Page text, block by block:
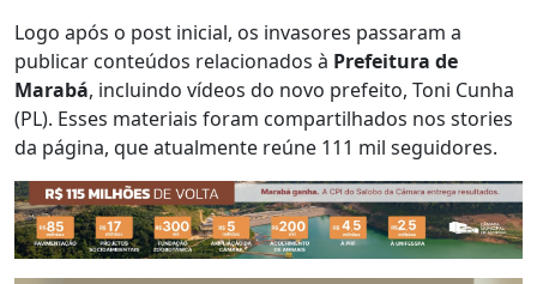
Logo após o post inicial, os invasores passaram a
publicar conteúdos relacionados à Prefeitura de
Marabá, incluindo vídeos do novo prefeito, Toni Cunha
(PL). Esses materiais foram compartilhados nos stories
da página, que atualmente reúne 111 mil seguidores.